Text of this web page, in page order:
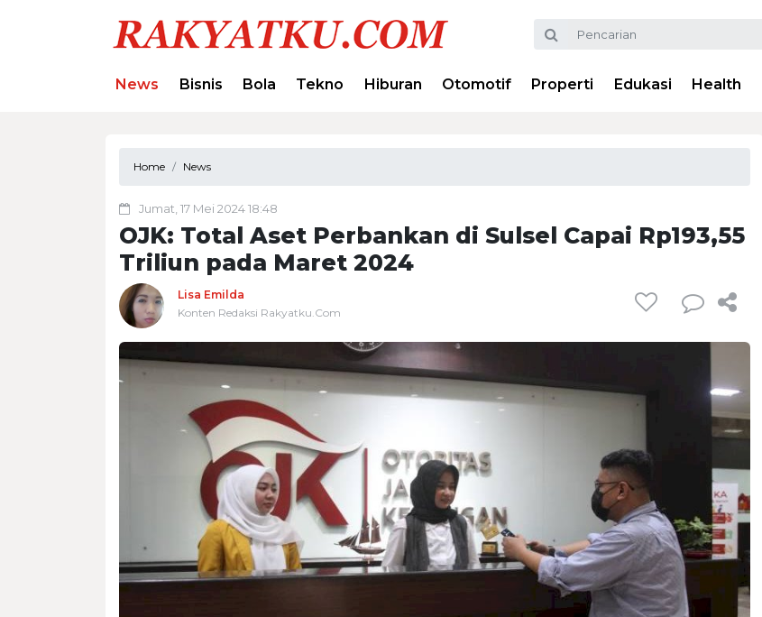
News Bisnis Bola Tekno Hiburan Otomotif Properti Edukasi Health
Home News
Jumat, 17 Mei 2024 18:48
OJK: Total Aset Perbankan di Sulsel Capai Rp193,55
Triliun pada Maret 2024
Lisa Emilda
Konten Redaksi Rakyatku.Com